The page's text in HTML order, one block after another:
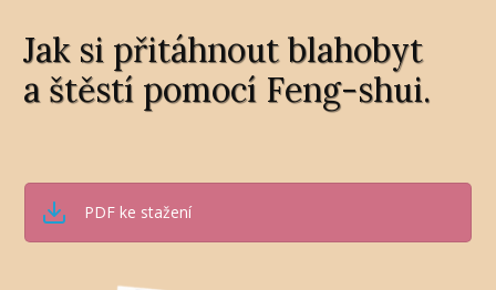
Jak si přitáhnout blahobyt
a štěstí pomocí Feng-shui.
PDF ke stažení